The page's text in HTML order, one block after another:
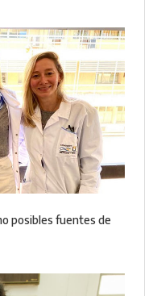
posibles fuentes de